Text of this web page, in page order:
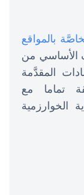
بالمواقع
الأساسي من
المقدَّمة
تماما مع
الخوارزمية